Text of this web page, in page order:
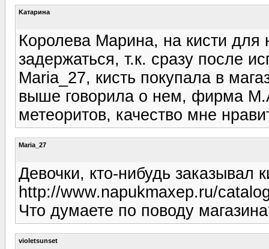
Kатарина
Королева Марина, на кисти
задержаться, т.к. сразу после
Maria_27, кисть покупала в
выше говорила о нем, фирма
метеоритов, качество мне
Maria_27
Девочки, кто-нибудь заказывал
http://www.napukmaxep.ru/
Что думаете по поводу
violetsunset